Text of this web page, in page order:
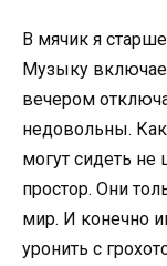
В мячик я
Музыку
вечером
недовольны. Как
могут сидеть
простор. Они
мир. И конечно
уронить с